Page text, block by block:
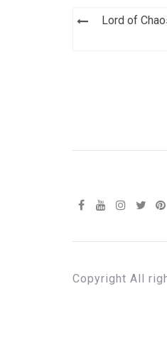
Lord of
Copyright All